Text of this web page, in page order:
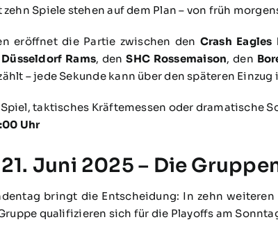
Spiele stehen auf dem Plan – von früh
eröffnet die Partie zwischen den Crash Eagles
Düsseldorf Rams, denSHC Rossemaison, den
– jede Sekunde kann über den späteren
taktisches Kräftemessen oder dramatische
Uhr
Juni 2025 – Die
bringt die Entscheidung: In zehn
qualifizieren sich für die Playoffs am